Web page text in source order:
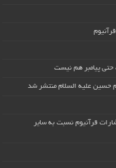
پیامبر هم نیست
حسین علیه السلام منتشر شد
قرآنیوم نسبت به سایر